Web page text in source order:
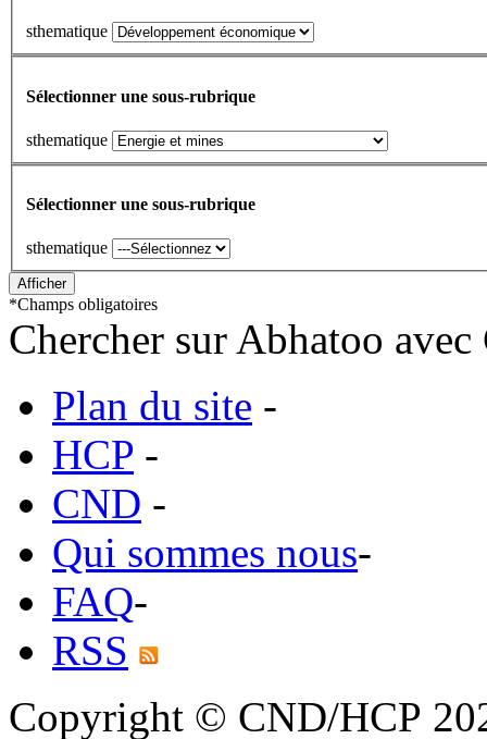
sthematique
Sélectionner une sous-rubrique
sthematique
Sélectionner une sous-rubrique
sthematique
*Champs obligatoires
Chercher sur Abhatoo
Plan du site -
HCP -
CND -
Qui sommes nous-
FAQ-
RSS
Copyright © CND/HCP